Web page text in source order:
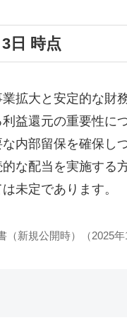
日 時点
拡大と安定的な財
益還元の重要性に
内部留保を確保し
な配当を実施する
未定であります。
（新規公開時）（2025年